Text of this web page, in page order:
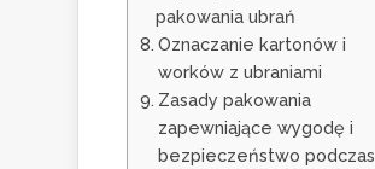
pakowania ubrań
Oznaczanie kartonów i
worków z ubraniami
Zasady pakowania
zapewniające wygodę i
bezpieczeństwo podczas